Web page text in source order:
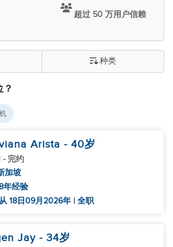
超过 50 万用户信赖
？
种类
Arista - 40岁
- 完约
加坡
年经验
18日09月2026年 | 全职
Jay - 34岁